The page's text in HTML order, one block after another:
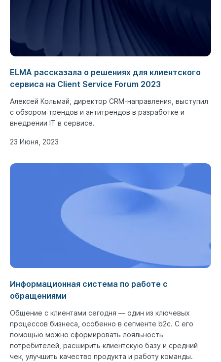
ELMA рассказала о решениях для клиентского
сервиса на Client Service Forum 2023
Алексей Кольмай, директор CRM-направления, выступил
с обзором трендов и антитрендов в разработке и
внедрении IT в сервисе.
23 Июня, 2023
Информационная система по работе с
обращениями
Общение с клиентами сегодня — один из ключевых
процессов бизнеса, особенно в сегменте b2c. С его
помощью можно сформировать лояльность
потребителей, расширить клиентскую базу и средний
чек, улучшить качество продукта и работу команды.